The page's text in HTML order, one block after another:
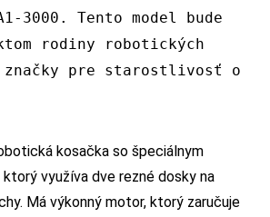
3000. Tento model bude
rodiny robotických
pre starostlivosť o
kosačka so špeciálnym
využíva dve rezné dosky na
Má výkonný motor, ktorý zaručuje